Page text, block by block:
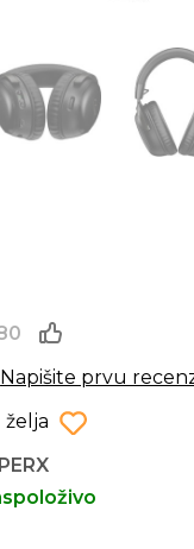
Napišite prvu
želja